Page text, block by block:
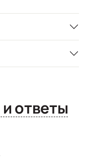
Вопросы и ответы